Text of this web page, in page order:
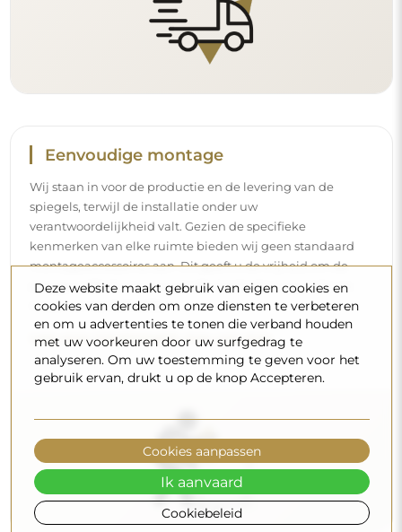
Reiniging en onderhoud
Om een optimale glans te behouden, volstaat een
microvezeldoek en warm water. Als u kiest voor specifieke
producten, zorg er dan voor dat ze een neutrale pH
hebben (rond de 7). Vermijd krachtige reinigingsmiddelen
die azijn, ammoniak of sterke zuren bevatten – zo bewaart
u een mooie weerspiegeling gedurende vele jaren.
Lees meer tips op onze blog.
Deze website maakt gebruik van eigen cookies en
cookies van derden om onze diensten te verbeteren
en om u advertenties te tonen die verband houden
met uw voorkeuren door uw surfgedrag te
analyseren. Om uw toestemming te geven voor het
gebruik ervan, drukt u op de knop Accepteren.
Cookiebeleid
Cookies aanpassen
Ik aanvaard